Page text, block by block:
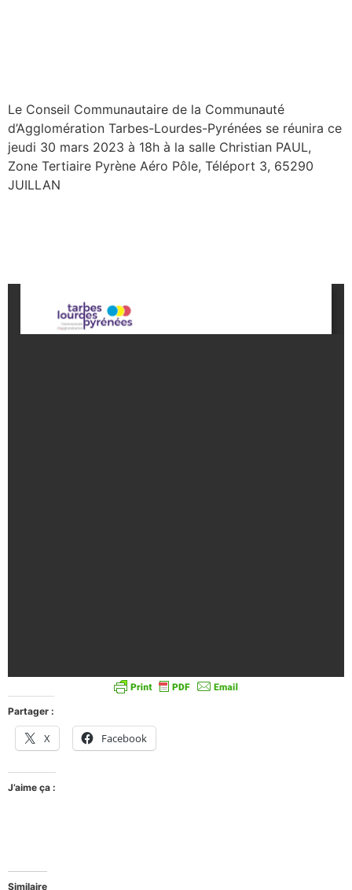
Le Conseil Communautaire de la Communauté
d’Agglomération Tarbes-Lourdes-Pyrénées se réunira ce
jeudi 30 mars 2023 à 18h à la salle Christian PAUL,
Zone Tertiaire Pyrène Aéro Pôle, Téléport 3, 65290
JUILLAN
Partager :
X Facebook
J’aime ça :
Similaire